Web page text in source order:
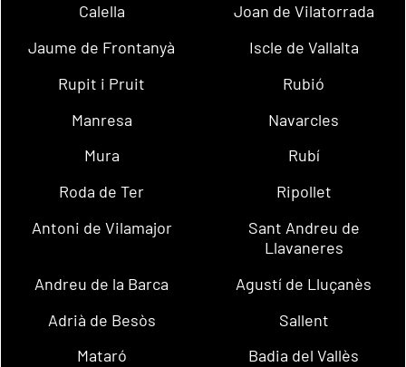
Calella
Joan de Vilatorrada
Jaume de Frontanyà
Iscle de Vallalta
Rupit i Pruit
Rubió
Manresa
Navarcles
Mura
Rubí
Roda de Ter
Ripollet
Antoni de Vilamajor
Sant Andreu de
Llavaneres
Andreu de la Barca
Agustí de Lluçanès
Adrià de Besòs
Sallent
Mataró
Badia del Vallès